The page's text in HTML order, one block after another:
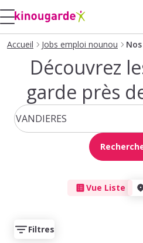
Accueil Jobs emploi nounou
Découvrez
garde près
Vue Liste
Filtres